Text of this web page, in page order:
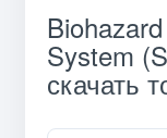
System
скачать